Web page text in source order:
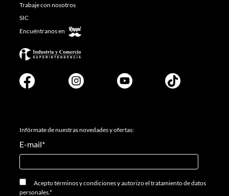
Trabaje con nosotros
SIC
Encuéntranos en
Infórmate de nuestras novedades y ofertas:
E-mail*
Aceptotérminos y condicionesyautorizo el tratamiento de datos
personales.*